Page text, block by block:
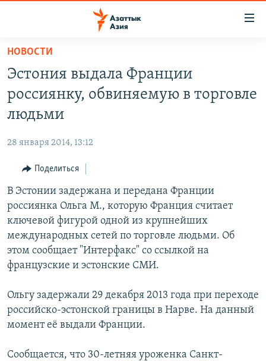
Вернуться
основному
содержанию
Вернутся
главной
навигации
Вернутся
поиску
ТАДЖИКИСТАН
ВОЙНА В УКРАИНЕ
ҚАЗАҚША
КЫРГЫЗЧА
ЎЗБЕКЧА
TÜRKMENÇE
Все сайты РСЕ/РС
НОВОСТИ
Эстония выдала Франции
россиянку, обвиняемую в торговле
людьми
28 января 2014, 13:12
Поделиться
В Эстонии задержана и передана Франции
россиянка Ольга М., которую Франция считает
ключевой фигурой одной из крупнейших
международных сетей по торговле людьми. Об
этом сообщает "Интерфакс" со ссылкой на
французские и эстонские СМИ.
Ольгу задержали 29 декабря 2013 года при переходе
российско-эстонской границы в Нарве. На данный
момент её выдали Франции.
Сообщается, что 30-летняя уроженка Санкт-